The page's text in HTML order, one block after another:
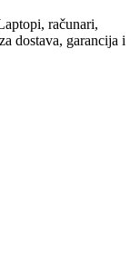
računari,
dostava, garancija i